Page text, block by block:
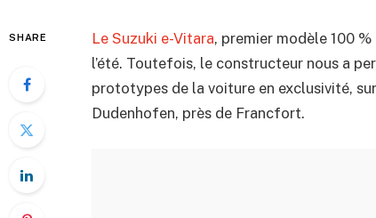
SHARE Le Suzuki e-Vitara, premier modèle 100
l’été. Toutefois, le constructeur nous a
prototypes de la voiture en exclusivité,
Dudenhofen, près de Francfort.